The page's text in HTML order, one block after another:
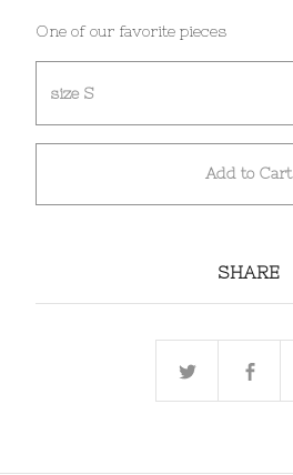
One of our favorite pieces
Add to Cart
SHARE